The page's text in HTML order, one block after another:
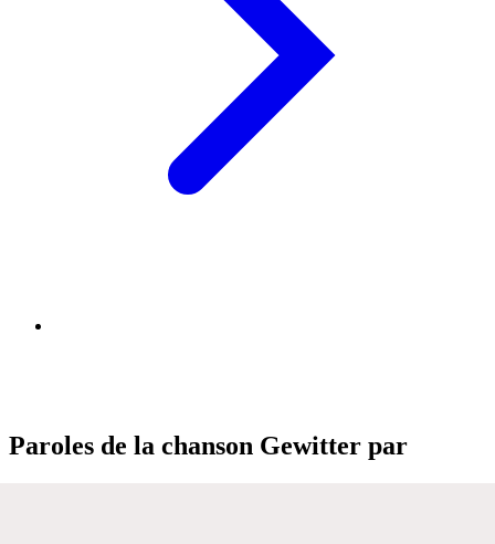
Paroles de la chanson Gewitter par